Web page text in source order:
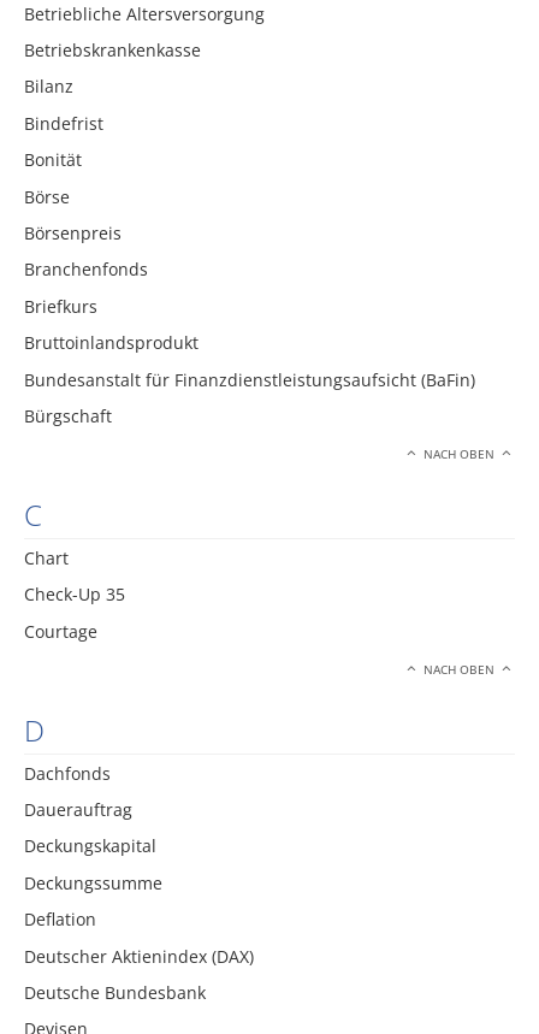
Betriebliche Altersversorgung
Betriebskrankenkasse
Bilanz
Bindefrist
Bonität
Börse
Börsenpreis
Branchenfonds
Briefkurs
Bruttoinlandsprodukt
Bundesanstalt für Finanzdienstleistungsaufsicht (BaFin)
Bürgschaft
NACH OBEN
C
Chart
Check-Up 35
Courtage
NACH OBEN
D
Dachfonds
Dauerauftrag
Deckungskapital
Deckungssumme
Deflation
Deutscher Aktienindex (DAX)
Deutsche Bundesbank
Devisen